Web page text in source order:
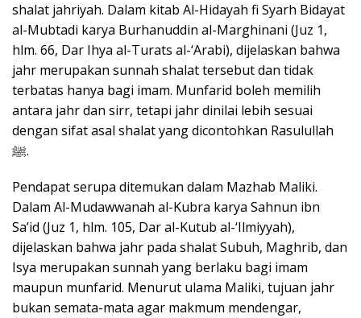
shalat jahriyah. Dalam kitab Al-Hidayah fi Syarh Bidayat
al-Mubtadi karya Burhanuddin al-Marghinani (Juz 1,
hlm. 66, Dar Ihya al-Turats al-‘Arabi), dijelaskan bahwa
jahr merupakan sunnah shalat tersebut dan tidak
terbatas hanya bagi imam. Munfarid boleh memilih
antara jahr dan sirr, tetapi jahr dinilai lebih sesuai
dengan sifat asal shalat yang dicontohkan Rasulullah
ﷺ.
Pendapat serupa ditemukan dalam Mazhab Maliki.
Dalam Al-Mudawwanah al-Kubra karya Sahnun ibn
Sa’id (Juz 1, hlm. 105, Dar al-Kutub al-‘Ilmiyyah),
dijelaskan bahwa jahr pada shalat Subuh, Maghrib, dan
Isya merupakan sunnah yang berlaku bagi imam
maupun munfarid. Menurut ulama Maliki, tujuan jahr
bukan semata-mata agar makmum mendengar,